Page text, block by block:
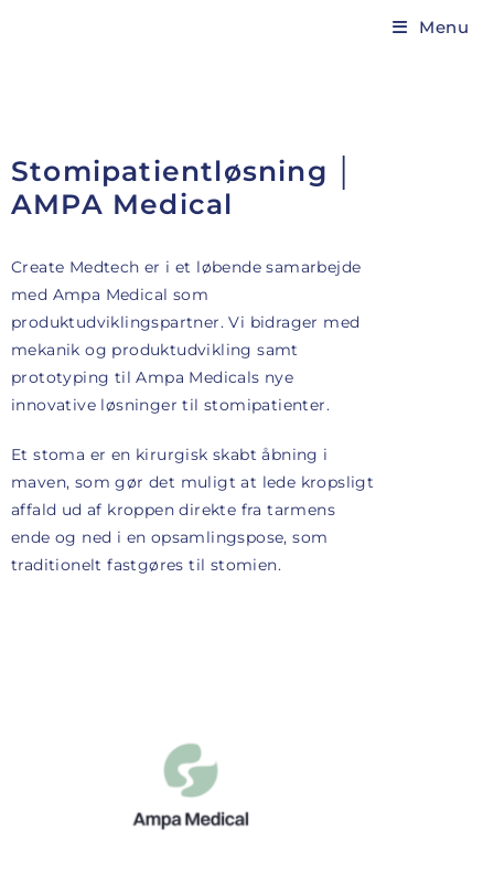
Menu
Stomipatientløsning │
AMPA Medical
Create Medtech er i et løbende samarbejde
med Ampa Medical som
produktudviklingspartner. Vi bidrager med
mekanik og produktudvikling samt
prototyping til Ampa Medicals nye
innovative løsninger til stomipatienter.
Et stoma er en kirurgisk skabt åbning i
maven, som gør det muligt at lede kropsligt
affald ud af kroppen direkte fra tarmens
ende og ned i en opsamlingspose, som
traditionelt fastgøres til stomien.